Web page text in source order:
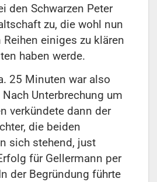
den Schwarzen Peter
zu, die wohl nun
einiges zu klären
haben werde.
25 Minuten war also
Unterbrechung um
verkündete dann der
die beiden
sich stehend, just
für Gellermann per
der Begründung führte